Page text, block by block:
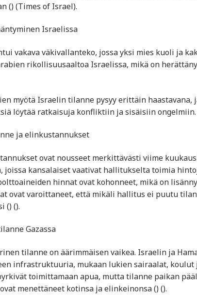
()​​ (Times of Israel)​.
Israelissa
vakava väkivallanteko, jossa yksi mies kuoli ja
rikollisuusaaltoa Israelissa, mikä on
myötä Israelin tilanne pysyy erittäin
löytää ratkaisuja konfliktiin ja sisäisiin ongelmiin.
ja elinkustannukset
ovat nousseet merkittävästi viime
joissa kansalaiset vaativat hallitukselta toimia
hinnat ovat kohonneet, mikä on
ovat varoittaneet, että mikäli hallitus ei puutu
()​​ ()​.
Gazassa
tilanne on äärimmäisen vaikea. Israelin ja
infrastruktuuria, mukaan lukien sairaalat, koulut
toimittamaan apua, mutta tilanne paikan
menettäneet kotinsa ja elinkeinonsa​ ()​​ ()​.